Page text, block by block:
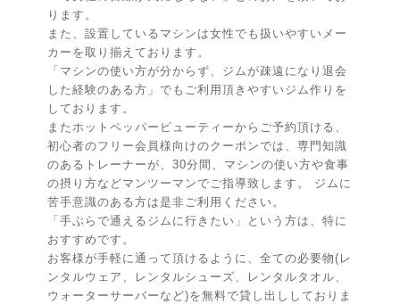
ります。
また、設置しているマシンは女性でも扱いやすいメー
カーを取り揃えております。
「マシンの使い方が分からず、ジムが疎遠になり退会
した経験のある方」でもご利用頂きやすいジム作りを
しております。
またホットペッパービューティーからご予約頂ける、
初心者のフリー会員様向けのクーポンでは、専門知識
のあるトレーナーが、30分間、マシンの使い方や食事
の摂り方などマンツーマンでご指導致します。 ジムに
苦手意識のある方は是非ご利用ください。
「手ぶらで通えるジムに行きたい」という方は、特に
おすすめです。
お客様が手軽に通って頂けるように、全ての必要物(レ
ンタルウェア、レンタルシューズ、レンタルタオル、
ウォーターサーバーなど)を無料で貸し出ししておりま